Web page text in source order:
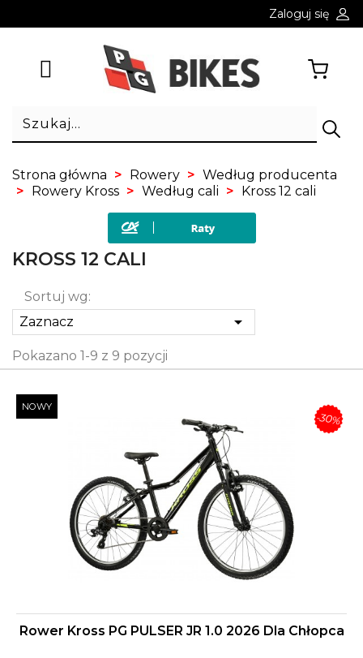
Zaloguj się
Strona główna Rowery
Według producenta
Rowery Kross
Według cali Kross 12 cali
KROSS 12 CALI
Sortuj wg:
Zaznacz

Pokazano 1-9 z 9 pozycji
Rower Kross PG PULSER JR 1.0 2026 Dla Chłopca
NOWY
-30%